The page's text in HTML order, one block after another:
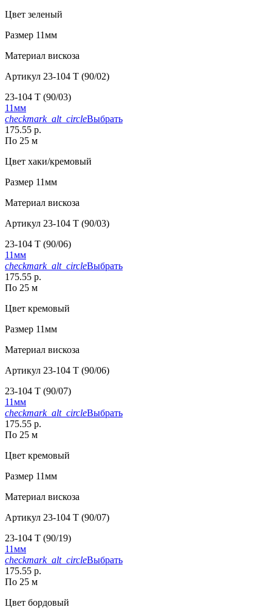
Цвет зеленый
Размер 11мм
Материал вискоза
Артикул 23-104 T (90/02)
23-104 T (90/03)
11мм
checkmark_alt_circleВыбрать
175.55 р.
По 25 м
Цвет хаки/кремовый
Размер 11мм
Материал вискоза
Артикул 23-104 T (90/03)
23-104 T (90/06)
11мм
checkmark_alt_circleВыбрать
175.55 р.
По 25 м
Цвет кремовый
Размер 11мм
Материал вискоза
Артикул 23-104 T (90/06)
23-104 T (90/07)
11мм
checkmark_alt_circleВыбрать
175.55 р.
По 25 м
Цвет кремовый
Размер 11мм
Материал вискоза
Артикул 23-104 T (90/07)
23-104 T (90/19)
11мм
checkmark_alt_circleВыбрать
175.55 р.
По 25 м
Цвет бордовый